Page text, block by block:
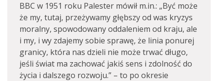
BBC w 1951 roku Palester mówił m.in.: „Być może
że my, tutaj, przeżywamy głębszy od was kryzys
moralny, spowodowany oddaleniem od kraju, ale
i my, i wy zdajemy sobie sprawę, że linia ponurej
granicy, która nas dzieli nie może trwać długo,
jeśli świat ma zachować jakiś sens i zdolność do
życia i dalszego rozwoju.” – to po okresie